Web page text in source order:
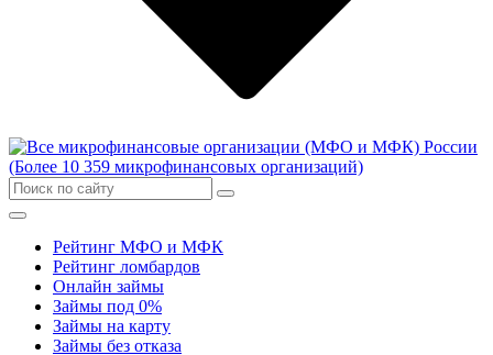
Рейтинг МФО и МФК
Рейтинг ломбардов
Онлайн займы
Займы под 0%
Займы на карту
Займы без отказа